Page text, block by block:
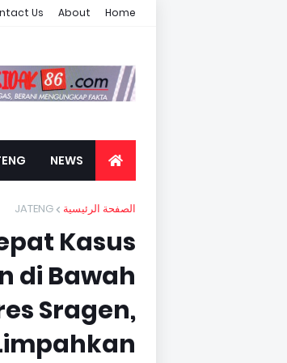
Home
About
Us
NEWS
الصفحة الرئيسية JATENG
Kasus
di Bawah
Sragen,